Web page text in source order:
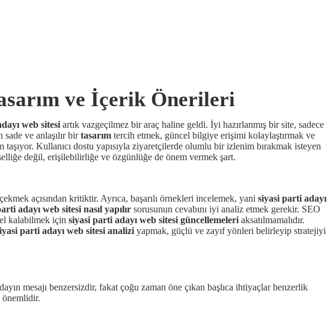
ve İçerik Önerileri
web sitesi artık vazgeçilmez bir araç haline geldi. İyi hazırlanmış bir site, sadece
ve anlaşılır birtasarım tercih etmek, güncel bilgiye erişimi kolaylaştırmak ve
Kullanıcı dostu yapısıyla ziyaretçilerde olumlu bir izlenim bırakmak isteyen
değil, erişilebilirliğe ve özgünlüğe de önem vermek şart.
açısından kritiktir. Ayrıca, başarılı örnekleri incelemek, yani siyasi parti adayı
adayı web sitesi nasıl yapılır sorusunun cevabını iyi analiz etmek gerekir. SEO
kalabilmek için siyasi parti adayı web sitesi güncellemeleri aksatılmamalıdır.
parti adayı web sitesi analizi yapmak, güçlü ve zayıf yönleri belirleyip stratejiyi
mesajı benzersizdir, fakat çoğu zaman öne çıkan başlıca ihtiyaçlar benzerlik
önemlidir.